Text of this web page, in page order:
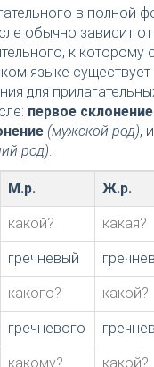
в полной
обычно зависит
к которому
языке существует
для
первое склонение
(мужской род), и
род).
М.р. Ж.р.
какой? какая?
гречневый
какого? какой?
гречневого
какому? какой?